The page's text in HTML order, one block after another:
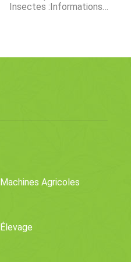
Insectes :informations
Machines Agricoles
Élevage